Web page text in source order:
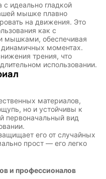
с идеально гладкой
мышке плавно
на движения. Это
как с
мышками, обеспечивая
моментах.
трения, что
использовании.
материалов,
но и устойчивы к
первоначальный вид
его от случайных
прост — его легко
и профессионалов